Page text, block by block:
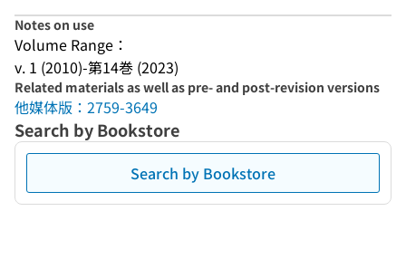
Notes on use
Volume Range：
v. 1 (2010)-第14巻 (2023)
Related materials as well as pre- and post-revision versions
他媒体版：2759-3649
Search by Bookstore
Search by Bookstore